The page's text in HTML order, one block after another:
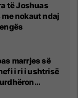
të Joshuas
nokaut ndaj
marrjes së
i ri i ushtrisë